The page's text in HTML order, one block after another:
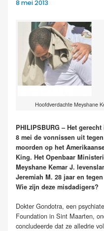
8 mei 2013
Hoofdverdachte Meyshane
PHILIPSBURG – Het
8 mei de vonnissen uit
moorden op het
King. Het Openbaar
Meyshane Kemar J.
Jeremiah M. 28 jaar en
Wie zijn deze misdadigers?
Dokter Gondotra, een
Foundation in Sint Maarten,
concludeerde dat ze alledrie